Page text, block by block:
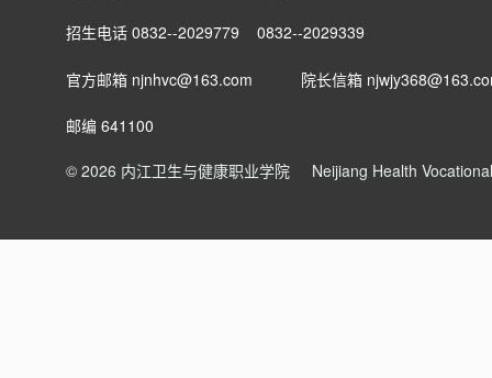
招生电话 0832--2029779 0832--2029339
官方邮箱 njnhvc@163.com 院长信箱
邮编 641100
© 2026 内江卫生与健康职业学院 Neijiang Health